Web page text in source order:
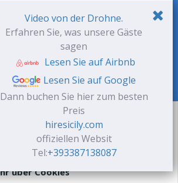
Video von der Drohne.
Erfahren Sie, was unsere Gäste
sagen
Lesen Sie auf Airbnb
Lesen Sie auf Google
Dann buchen Sie hier zum besten
Preis
hiresicily.com
offiziellen Websit
Tel:+393387138087
via P. Metastasio 1
Italia
von Cookies
(auch von Drittanbietern), um
und Surfverhalten zu
über Cookies